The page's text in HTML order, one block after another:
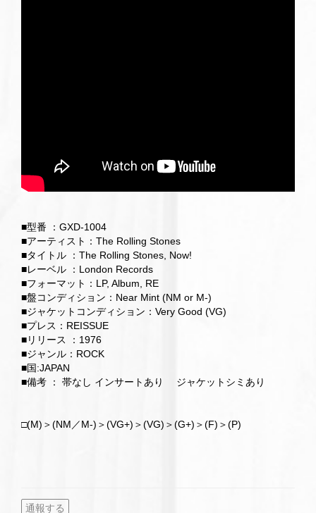
■型番 ：GXD-1004
■アーティスト：The Rolling Stones
■タイトル ：The Rolling Stones, Now!
■レーベル ：London Records
■フォーマット：LP, Album, RE
■盤コンディション：Near Mint (NM or M-)
■ジャケットコンディション：Very Good (VG)
■プレス：REISSUE
■リリース ：1976
■ジャンル：ROCK
■国:JAPAN
■備考 ： 帯なし インサートあり ジャケットシミあり
□(M)＞(NM／M-)＞(VG+)＞(VG)＞(G+)＞(F)＞(P)
通報する